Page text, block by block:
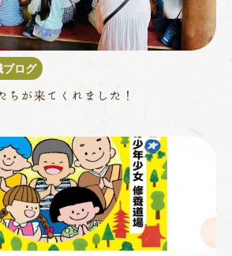
ブログ
ちが来てくれました！